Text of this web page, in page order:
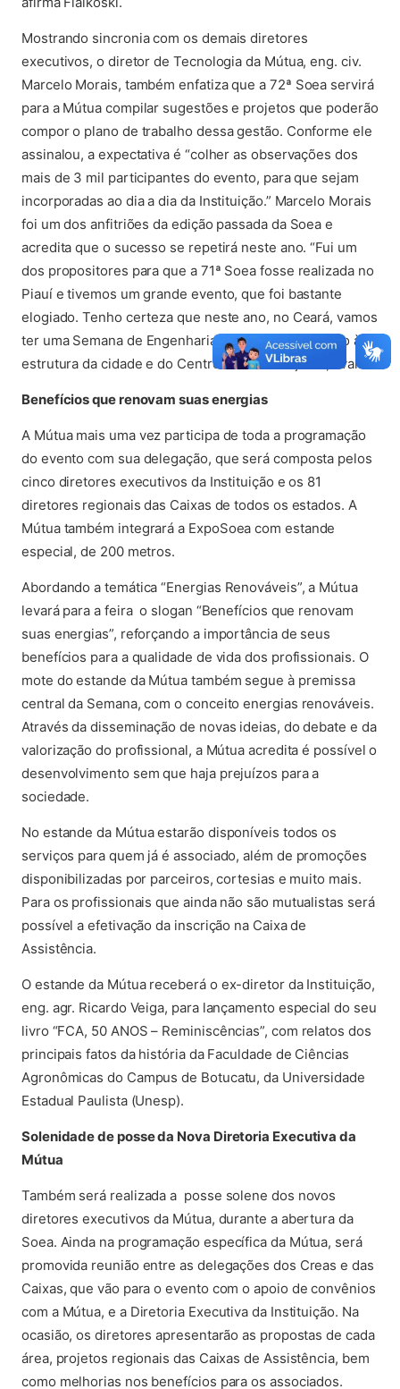
Mostrando sincronia com os demais diretores
executivos, o diretor de Tecnologia da Mútua, eng. civ.
Marcelo Morais, também enfatiza que a 72ª Soea servirá
para a Mútua compilar sugestões e projetos que poderão
compor o plano de trabalho dessa gestão. Conforme ele
assinalou, a expectativa é “colher as observações dos
mais de 3 mil participantes do evento, para que sejam
incorporadas ao dia a dia da Instituição.” Marcelo Morais
foi um dos anfitriões da edição passada da Soea e
acredita que o sucesso se repetirá neste ano. “Fui um
dos propositores para que a 71ª Soea fosse realizada no
Piauí e tivemos um grande evento, que foi bastante
elogiado. Tenho certeza que neste ano, no Ceará, vamos
ter uma Semana de Engenharia ainda melhor, devido à
estrutura da cidade e do Centro de Convenções”, avalia.
Benefícios que renovam suas energias
A Mútua mais uma vez participa de toda a programação
do evento com sua delegação, que será composta pelos
cinco diretores executivos da Instituição e os 81
diretores regionais das Caixas de todos os estados. A
Mútua também integrará a ExpoSoea com estande
especial, de 200 metros.
Abordando a temática “Energias Renováveis”, a Mútua
levará para a feira o slogan “Benefícios que renovam
suas energias”, reforçando a importância de seus
benefícios para a qualidade de vida dos profissionais. O
mote do estande da Mútua também segue à premissa
central da Semana, com o conceito energias renováveis.
Através da disseminação de novas ideias, do debate e da
valorização do profissional, a Mútua acredita é possível o
desenvolvimento sem que haja prejuízos para a
sociedade.
No estande da Mútua estarão disponíveis todos os
serviços para quem já é associado, além de promoções
disponibilizadas por parceiros, cortesias e muito mais.
Para os profissionais que ainda não são mutualistas será
possível a efetivação da inscrição na Caixa de
Assistência.
O estande da Mútua receberá o ex-diretor da Instituição,
eng. agr. Ricardo Veiga, para lançamento especial do seu
livro “FCA, 50 ANOS – Reminiscências”, com relatos dos
principais fatos da história da Faculdade de Ciências
Agronômicas do Campus de Botucatu, da Universidade
Estadual Paulista (Unesp).
Solenidade de posse da Nova Diretoria Executiva da
Mútua
Também será realizada a posse solene dos novos
diretores executivos da Mútua, durante a abertura da
Soea. Ainda na programação específica da Mútua, será
promovida reunião entre as delegações dos Creas e das
Caixas, que vão para o evento com o apoio de convênios
com a Mútua, e a Diretoria Executiva da Instituição. Na
ocasião, os diretores apresentarão as propostas de cada
área, projetos regionais das Caixas de Assistência, bem
como melhorias nos benefícios para os associados.